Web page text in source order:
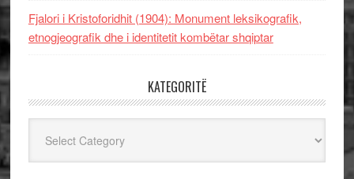
Fjalori i Kristoforidhit (1904): Monument leksikografik,
etnogjeografik dhe i identitetit kombëtar shqiptar
KATEGORITË